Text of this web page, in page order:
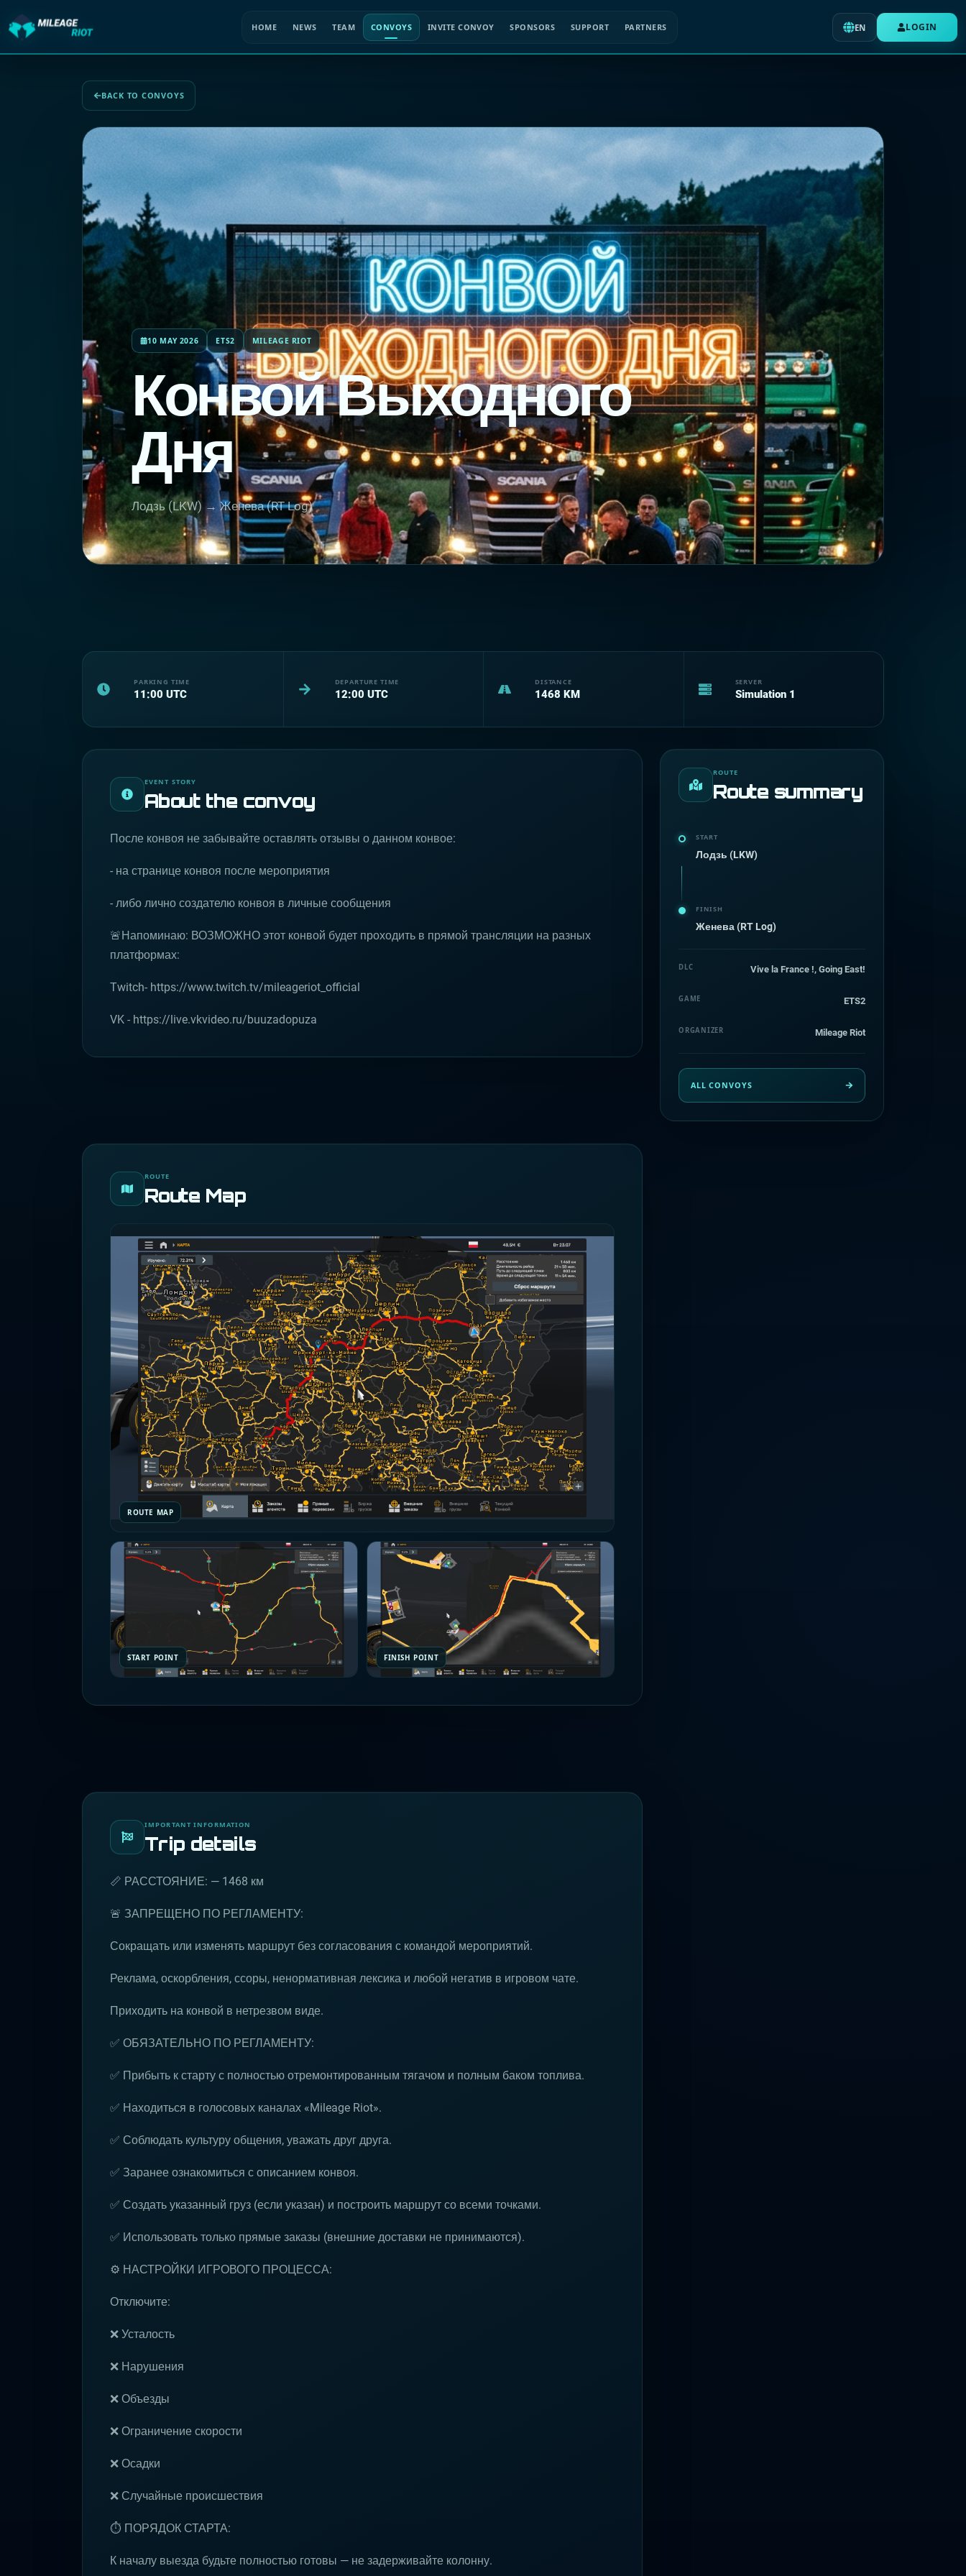
BACK TO CONVOYS
10 MAY 2026 ETS2 MILEAGE RIOT
Конвой Выходного
Дня
Лодзь (LKW) → Женева (RT Log)
PARKING TIME
11:00 UTC
DEPARTURE TIME
12:00 UTC
DISTANCE
1468 KM
SERVER
Simulation 1
EVENT STORY
About the convoy
После конвоя не забывайте оставлять отзывы о данном конвое:
- на странице конвоя после мероприятия
- либо лично создателю конвоя в личные сообщения
🚨Напоминаю: ВОЗМОЖНО этот конвой будет проходить в прямой трансляции на разных
платформах:
Twitch- https://www.twitch.tv/mileageriot_official
VK - https://live.vkvideo.ru/buuzadopuza
ROUTE
Route Map
ROUTE MAP
START POINT FINISH POINT
IMPORTANT INFORMATION
Trip details
📏 РАССТОЯНИЕ: — 1468 км
🚨 ЗАПРЕЩЕНО ПО РЕГЛАМЕНТУ:
Сокращать или изменять маршрут без согласования с командой мероприятий.
Реклама, оскорбления, ссоры, ненормативная лексика и любой негатив в игровом чате.
Приходить на конвой в нетрезвом виде.
✅ ОБЯЗАТЕЛЬНО ПО РЕГЛАМЕНТУ:
✅ Прибыть к старту с полностью отремонтированным тягачом и полным баком топлива.
✅ Находиться в голосовых каналах «Mileage Riot».
✅ Соблюдать культуру общения, уважать друг друга.
✅ Заранее ознакомиться с описанием конвоя.
✅ Создать указанный груз (если указан) и построить маршрут со всеми точками.
✅ Использовать только прямые заказы (внешние доставки не принимаются).
⚙️ НАСТРОЙКИ ИГРОВОГО ПРОЦЕССА:
Отключите:
❌ Усталость
❌ Нарушения
❌ Объезды
❌ Ограничение скорости
❌ Осадки
❌ Случайные происшествия
⏱ ПОРЯДОК СТАРТА:
К началу выезда будьте полностью готовы — не задерживайте колонну.
ROUTE
Route summary
START
Лодзь (LKW)
FINISH
Женева (RT Log)
DLC Vive la France !, Going East!
GAME ETS2
ORGANIZER Mileage Riot
ALL CONVOYS
HOME NEWS TEAM CONVOYS INVITE CONVOY SPONSORS SUPPORT PARTNERS EN LOGIN